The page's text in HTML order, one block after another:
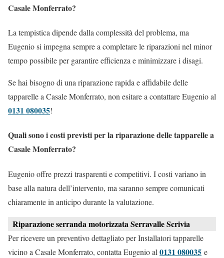
Casale Monferrato?
La tempistica dipende dalla complessità del problema, ma
Eugenio si impegna sempre a completare le riparazioni nel minor
tempo possibile per garantire efficienza e minimizzare i disagi.
Se hai bisogno di una riparazione rapida e affidabile delle
tapparelle a Casale Monferrato, non esitare a contattare Eugenio al
0131 080035!
Quali sono i costi previsti per la riparazione delle tapparelle a
Casale Monferrato?
Eugenio offre prezzi trasparenti e competitivi. I costi variano in
base alla natura dell’intervento, ma saranno sempre comunicati
chiaramente in anticipo durante la valutazione.
Riparazione serranda motorizzata Serravalle Scrivia
Per ricevere un preventivo dettagliato per Installatori tapparelle
vicino a Casale Monferrato, contatta Eugenio al 0131 080035 e